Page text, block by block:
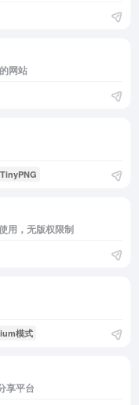
网站
用，无版权限制
模式
享平台